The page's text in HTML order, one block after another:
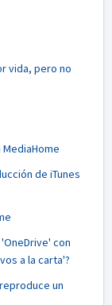
vida, pero no
de iTunes
con
a la carta'?
un